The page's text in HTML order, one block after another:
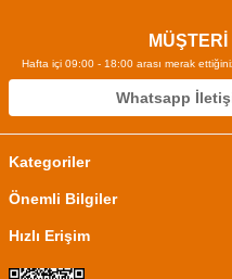
MÜŞTERİ
Hafta içi 09:00 - 18:00 arası merak
Whatsapp
Kategoriler
Önemli Bilgiler
Hızlı Erişim